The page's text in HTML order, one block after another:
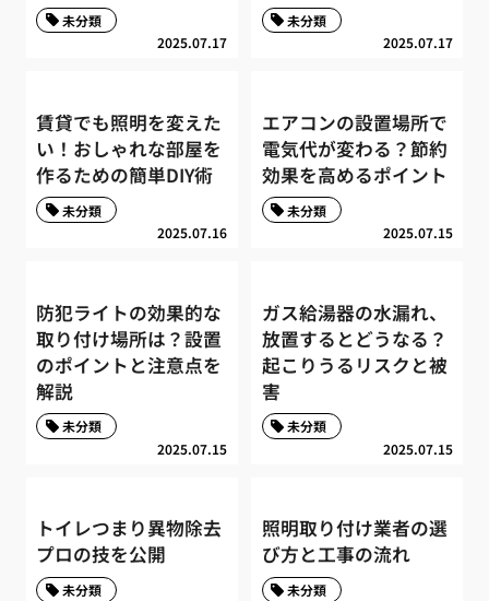
2025.07.17
未分類
2025.07.17
未分類
賃貸でも照明を変えた
い！おしゃれな部屋を
作るための簡単DIY術
2025.07.16
未分類
エアコンの設置場所で
電気代が変わる？節約
効果を高めるポイント
2025.07.15
未分類
防犯ライトの効果的な
取り付け場所は？設置
のポイントと注意点を
解説
2025.07.15
未分類
ガス給湯器の水漏れ、
放置するとどうなる？
起こりうるリスクと被
害
2025.07.15
未分類
トイレつまり異物除去
プロの技を公開
未分類
照明取り付け業者の選
び方と工事の流れ
未分類